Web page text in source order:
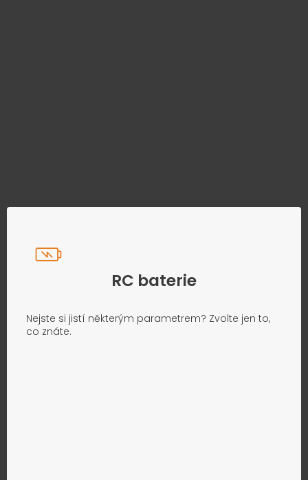
RC baterie
Nejste si jistí některým parametrem? Zvolte jen to,
co znáte.